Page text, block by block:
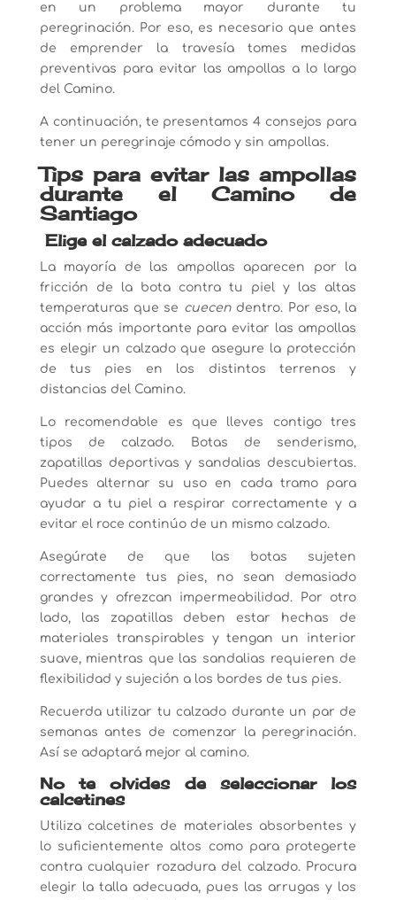
en un problema mayor durante tu
peregrinación. Por eso, es necesario que antes
de emprender la travesía tomes medidas
preventivas para evitar las ampollas a lo largo
del Camino.
A continuación, te presentamos 4 consejos para
tener un peregrinaje cómodo y sin ampollas.
Tips para evitar las ampollas
durante el Camino de
Santiago
Elige el calzado adecuado
La mayoría de las ampollas aparecen por la
fricción de la bota contra tu piel y las altas
temperaturas que se cuecendentro. Por eso, la
acción más importante para evitar las ampollas
es elegir un calzado que asegure la protección
de tus pies en los distintos terrenos y
distancias del Camino.
Lo recomendable es que lleves contigo tres
tipos de calzado. Botas de senderismo,
zapatillas deportivas y sandalias descubiertas.
Puedes alternar su uso en cada tramo para
ayudar a tu piel a respirar correctamente y a
evitar el roce continúo de un mismo calzado.
Asegúrate de que las botas sujeten
correctamente tus pies, no sean demasiado
grandes y ofrezcan impermeabilidad. Por otro
lado, las zapatillas deben estar hechas de
materiales transpirables y tengan un interior
suave, mientras que las sandalias requieren de
flexibilidad y sujeción a los bordes de tus pies.
Recuerda utilizar tu calzado durante un par de
semanas antes de comenzar la peregrinación.
Así se adaptará mejor al camino.
No te olvides de seleccionar los
calcetines
Utiliza calcetines de materiales absorbentes y
lo suficientemente altos como para protegerte
contra cualquier rozadura del calzado. Procura
elegir la talla adecuada, pues las arrugas y los